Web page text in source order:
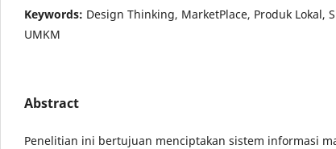
Keywords: Design Thinking, MarketPlace, Produk Lokal,
UMKM
Abstract
Penelitian ini bertujuan menciptakan sistem informasi